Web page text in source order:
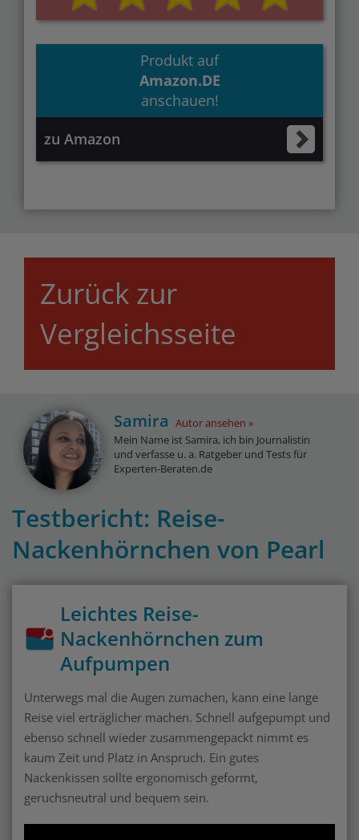
Produkt auf
Amazon.DE
anschauen!
zu Amazon
Zurück zur
Vergleichsseite
Samira Autor ansehen
Mein Name ist Samira, ich bin Journalistin
und verfasse u. a. Ratgeber und Tests für
Experten-Beraten.de
Testbericht: Reise-
Nackenhörnchen von Pearl
Leichtes Reise-
Nackenhörnchen zum
Aufpumpen
Unterwegs mal die Augen zumachen, kann eine lange
Reise viel erträglicher machen. Schnell aufgepumpt und
ebenso schnell wieder zusammengepackt nimmt es
kaum Zeit und Platz in Anspruch. Ein gutes
Nackenkissen sollte ergonomisch geformt,
geruchsneutral und bequem sein.